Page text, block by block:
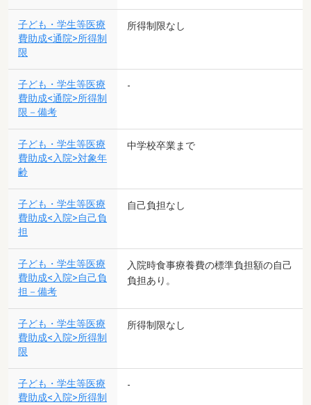
子ども・学生等医療
費助成<通院>所得制
限
所得制限なし
子ども・学生等医療
費助成<通院>所得制
限－備考
-
子ども・学生等医療
費助成<入院>対象年
齢
中学校卒業まで
子ども・学生等医療
費助成<入院>自己負
担
自己負担なし
子ども・学生等医療
費助成<入院>自己負
担－備考
入院時食事療養費の標準負担額の自己
負担あり。
子ども・学生等医療
費助成<入院>所得制
限
所得制限なし
子ども・学生等医療
費助成<入院>所得制
-